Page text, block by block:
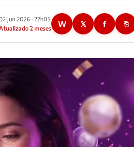
jun 2026 · 22h05
2 meses
W 𝕏 f ⎘